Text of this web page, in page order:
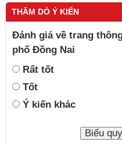
THĂM DÒ Ý KIẾN
Đánh giá về trang
phố Đồng Nai
Rất tốt
Tốt
Ý kiến khác